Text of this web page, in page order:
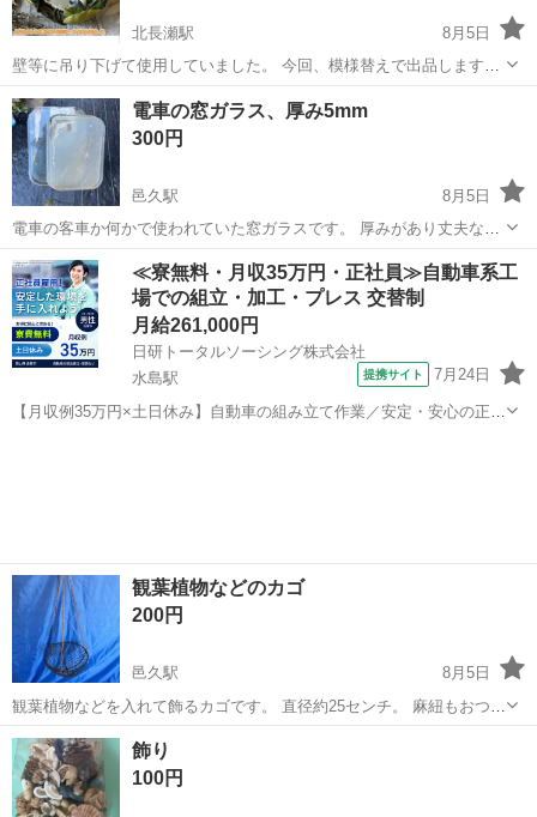
北長瀬駅
8月5日
壁等に吊り下げて使用していました。 今回、模様替えで出品します。
現物のみで箱は無いです。 後ろのスタンドの金具は壊れてありませ
ん。 正面の飾り等は割れ、欠け、剥がれ等はありません。 新品では
な...
岡山 岡山市 北長瀬駅 その他
電車の窓ガラス、厚み5mm
300円
邑久駅
8月5日
電車の客車か何かで使われていた窓ガラスです。 厚みがあり丈夫なの
で机に敷いてデスクマットにしたりするのに使えるかも。 現状渡しに
つき未清掃です。 サイズ 447×600×5 透明、磨りガラス それぞれ２
枚あり ...
岡山 瀬戸内市 邑久駅 その他 窓ガラス
≪寮無料・月収35万円・正社員≫自動車系工
場での組立・加工・プレス 交替制
月給261,000円
日研トータルソーシング株式会社
水島駅
提携サイト 7月24日
【月収例35万円×土日休み】自動車の組み立て作業／安定・安心の正社
観葉植物などのカゴ
200円
邑久駅
8月5日
観葉植物などを入れて飾るカゴです。 直径約25センチ。 麻紐もおつけ
しますので、用途に合わせて取り替えてお使いください。
岡山 瀬戸内市
飾り
100円